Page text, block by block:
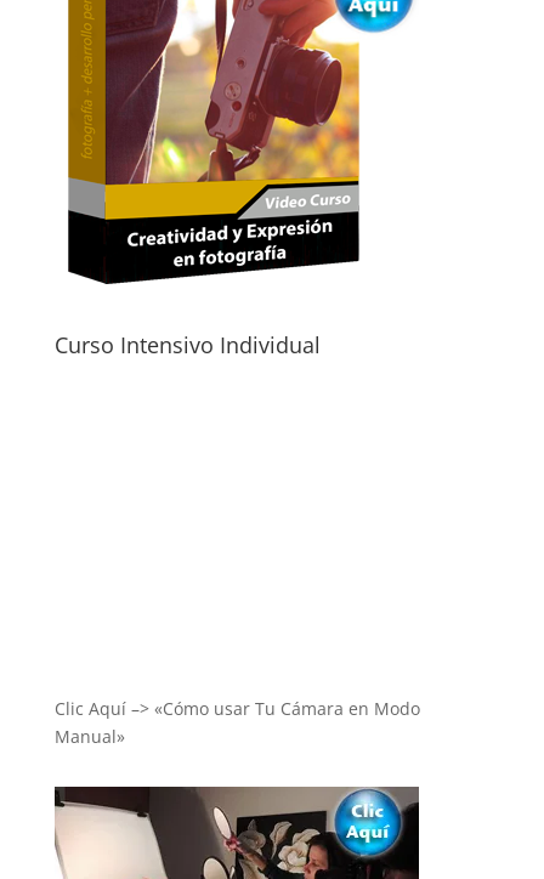
Curso Intensivo Individual
Clic Aquí –> «Cómo usar Tu Cámara en Modo
Manual»